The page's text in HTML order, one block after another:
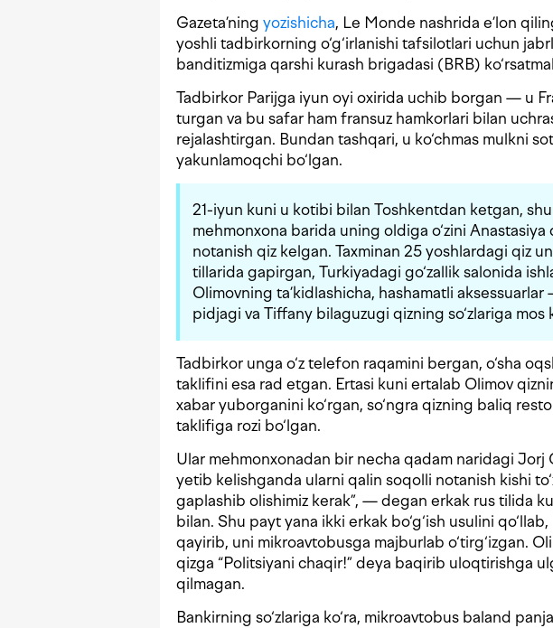
Gazeta’ning yozishicha, Le Monde nashrida e’lon
yoshli tadbirkorning o‘g‘irlanishi tafsilotlari uchun
banditizmiga qarshi kurash brigadasi (BRB)
Tadbirkor Parijga iyun oyi oxirida uchib borgan — u
turgan va bu safar ham fransuz hamkorlari bilan
rejalashtirgan. Bundan tashqari, u ko‘chmas mulkni
yakunlamoqchi bo‘lgan.
21-iyun kuni u kotibi bilan Toshkentdan ketgan,
mehmonxona barida uning oldiga o‘zini
notanish qiz kelgan. Taxminan 25 yoshlardagi qiz
tillarida gapirgan, Turkiyadagi go‘zallik salonida
Olimovning ta’kidlashicha, hashamatli
pidjagi va Tiffany bilaguzugi qizning so‘zlariga mos
Tadbirkor unga o‘z telefon raqamini bergan, o‘sha
taklifini esa rad etgan. Ertasi kuni ertalab Olimov
xabar yuborganini ko‘rgan, so‘ngra qizning baliq
taklifiga rozi bo‘lgan.
Ular mehmonxonadan bir necha qadam naridagi Jorj
yetib kelishganda ularni qalin soqolli notanish kishi
gaplashib olishimiz kerak”, — degan erkak rus tilida
bilan. Shu payt yana ikki erkak bo‘g‘ish usulini
qayirib, uni mikroavtobusga majburlab o‘tirg‘izgan.
qizga “Politsiyani chaqir!” deya baqirib uloqtirishga
qilmagan.
Bankirning so‘zlariga ko‘ra, mikroavtobus baland